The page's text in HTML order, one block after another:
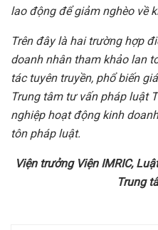
lao động để giảm nghèo về
Trên đây là hai trường hợp
doanh nhân tham khảo lan
tác tuyên truyền, phổ biến
Trung tâm tư vấn pháp luật
nghiệp hoạt động kinh
tôn pháp luật.
Viện trưởng Viện IMRIC,
Trung